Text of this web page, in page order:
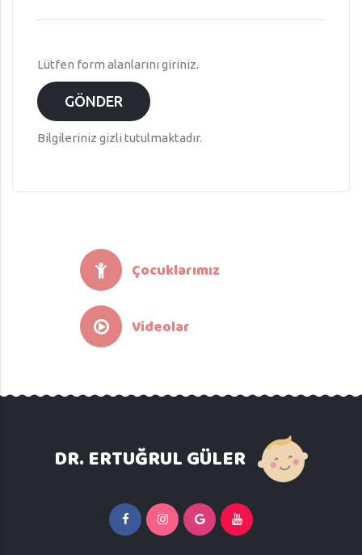
Lütfen form alanlarını giriniz.
GÖNDER
Bilgileriniz gizli tutulmaktadır.
Çocuklarımız
Videolar
DR. ERTUĞRUL GÜLER